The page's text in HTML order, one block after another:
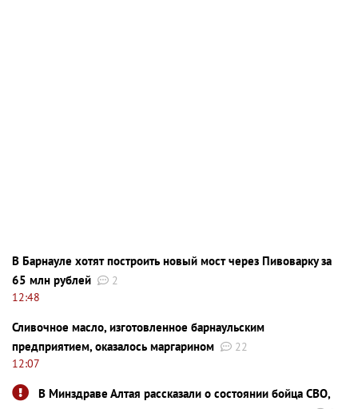
В Барнауле хотят построить новый мост через Пивоварку за
65 млн рублей
2
12:48
Сливочное масло, изготовленное барнаульским
предприятием, оказалось маргарином
22
12:07
В Минздраве Алтая рассказали о состоянии бойца СВО,